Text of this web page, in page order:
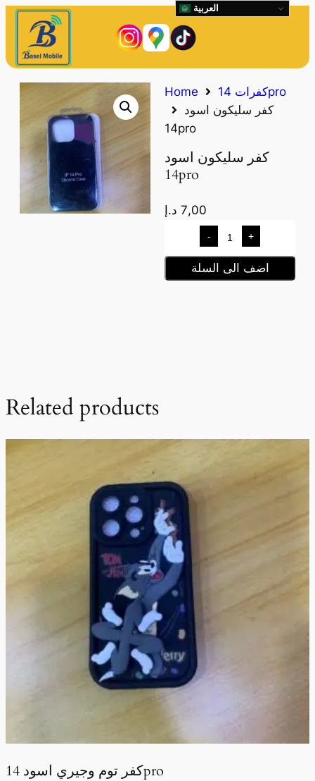
Home
كفرات 14pro
كفر سليكون اسود
14pro
كفر سليكون اسود
14pro
7,00 د.إ
- +
اضف الى السلة
Related products
كفر توم وجيري اسود 14pro
العربية